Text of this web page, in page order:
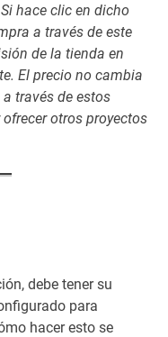
hace clic en dicho
a través de este
de la tienda en
El precio no cambia
través de estos
otros proyectos
debe tener su
para
hacer esto se